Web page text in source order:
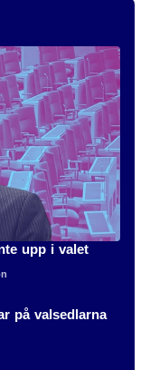
upp i valet
på valsedlarna